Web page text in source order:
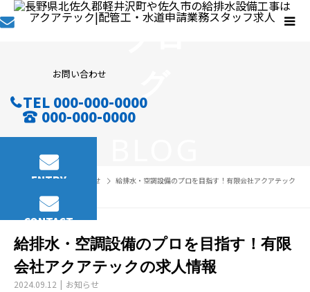
お問い合わせ
TEL 000-000-0000
000-000-0000
ENTRY
CONTACT
BLOG お知らせ
給排水・空調設備のプロを目指す！有限会社アクアテック
の求人情報
給排水・空調設備のプロを目指す！有限
会社アクアテックの求人情報
2024.09.12 お知らせ